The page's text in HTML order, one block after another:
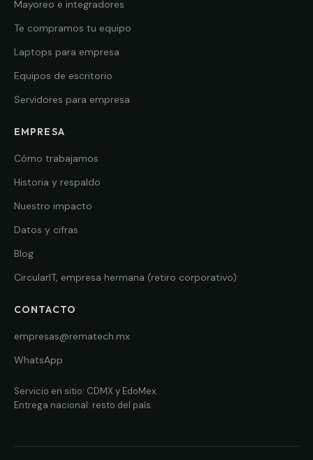
Mayoreo e integradores
Te compramos tu equipo
Laptops para empresa
Equipos de escritorio
Servidores para empresa
EMPRESA
Cómo trabajamos
Historia y respaldo
Nuestro impacto
Datos y cifras
Blog
CircularIT, empresa hermana (retiro corporativo)
CONTACTO
empresas@rematech.mx
WhatsApp
Servicio en sitio: CDMX y EdoMex.
Entrega nacional: resto del país.